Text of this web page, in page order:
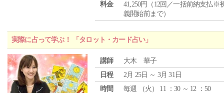
料金
41,250円（12回／一括前納支払※
義開始前まで）
実際に占って学ぶ！ 「タロット・カード占い」
講師
大木 華子
日程
2月 25日 ～ 3月 31日
時間
毎週 （火 ） 11 ：30 ～ 12 ：50